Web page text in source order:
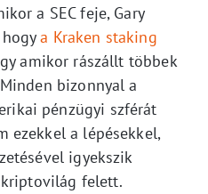
a SEC feje, Gary
hogya Kraken staking
amikor rászállt többek
bizonnyal a
pénzügyi szférát
ezekkel a lépésekkel,
igyekszik
felett.